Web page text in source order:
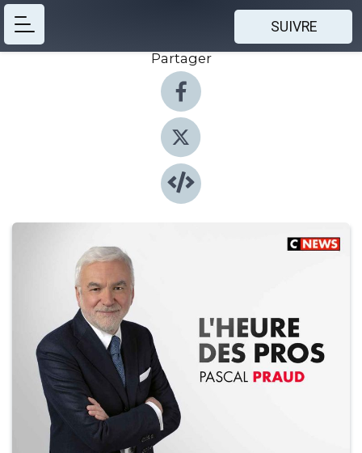
SUIVRE
Partager